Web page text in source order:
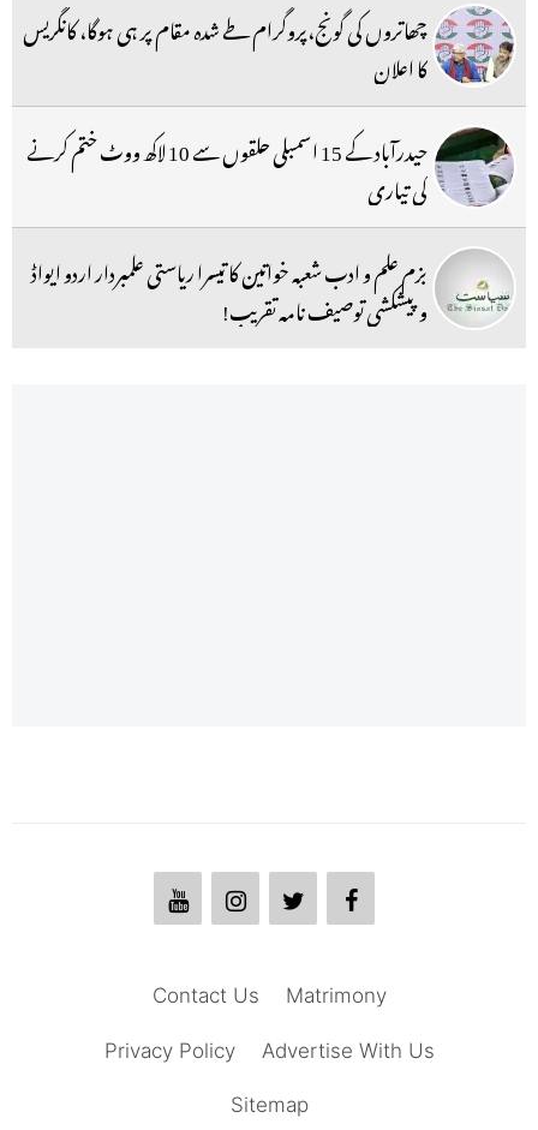
چھاتروں کی گونج،پروگرام طے شدہ مقام پر ہی ہوگا، کانگریس
کا اعلان
حیدرآباد کے 15 اسمبلی حلقوں سے 10 لاکھ ووٹ ختم کرنے
کی تیاری
بزم علم و ادب شعبہ خواتین کا تیسرا ریاستی علمبردار اردو ایواڈ
و پیشکشی توصیف نامہ تقریب!
Matrimony
Contact Us
Advertise With Us
Privacy Policy
Sitemap